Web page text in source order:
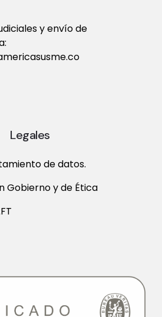
y envío de
Legales
de datos.
Gobierno y de Ética